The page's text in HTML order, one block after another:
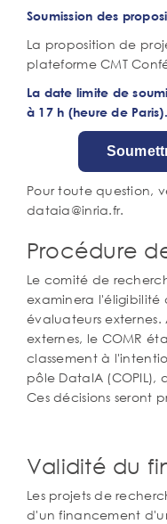
Soumission des
La proposition de
plateforme CMT
La date limite de
à 17 h (heure de Paris).
Pour toute question,
dataia@inria.fr.
Procédure
Le comité de
examinera l'éligibilité
évaluateurs
externes, le COMR
classement à
pôle DataIA
Ces décisions seront
Validité du
Les projets de
d'un financement